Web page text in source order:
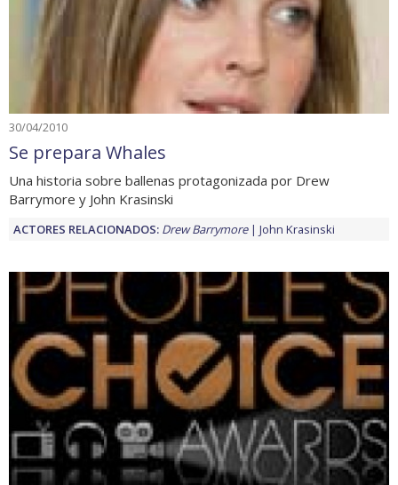
30/04/2010
Se prepara Whales
Una historia sobre ballenas protagonizada por Drew
Barrymore y John Krasinski
ACTORES RELACIONADOS: Drew Barrymore John Krasinski